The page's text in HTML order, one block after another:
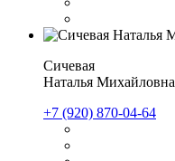
Сичевая
Наталья Михайловна
+7 (920) 870-04-64